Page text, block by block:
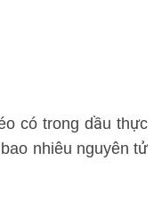
có trong dầu thực
nhiêu nguyên tử